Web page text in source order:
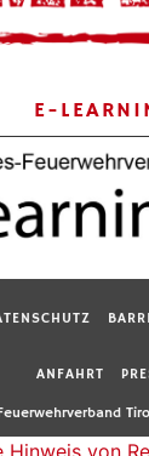
E-
ANFAHRT